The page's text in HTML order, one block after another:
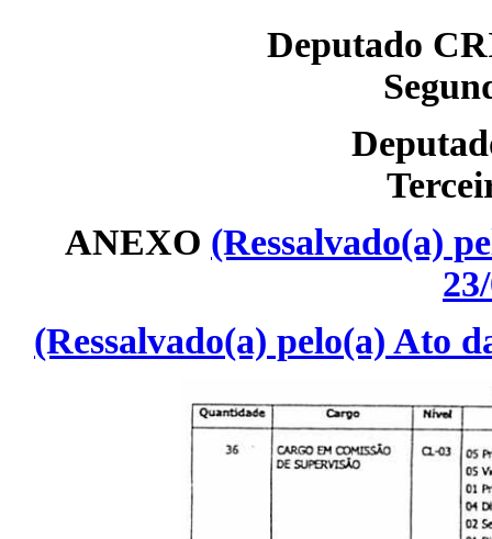
Deputado
ANEXO (Ressalvado(a)
(Ressalvado(a) pelo(a) Ato